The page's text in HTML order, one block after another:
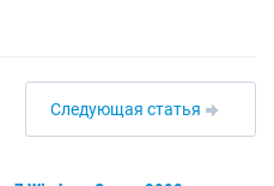
Следующая статья